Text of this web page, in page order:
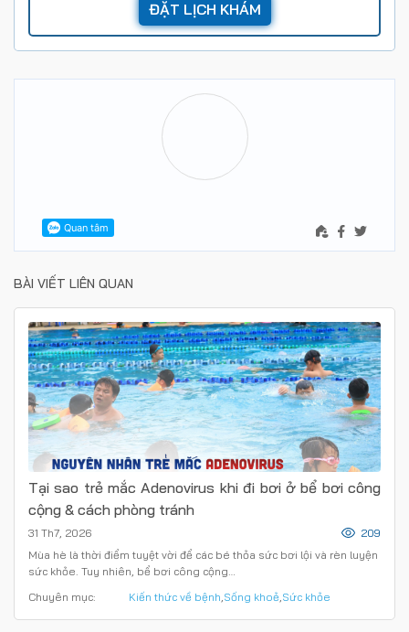
BÀI VIẾT LIÊN QUAN
Tại sao trẻ mắc Adenovirus khi đi bơi ở bể bơi công
cộng & cách phòng tránh
Mùa hè là thời điểm tuyệt vời để các bé thỏa sức bơi lội và rèn luyện
sức khỏe. Tuy nhiên, bể bơi công cộng…
31 Th7, 2026 209
Chuyên mục: Kiến thức về bệnh,Sống khoẻ,Sức khỏe